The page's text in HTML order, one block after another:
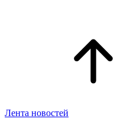
Лента новостей